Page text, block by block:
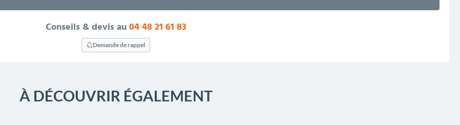
Conseils & devis au04 48 21 61 83
Demande de rappel
À DÉCOUVRIR ÉGALEMENT